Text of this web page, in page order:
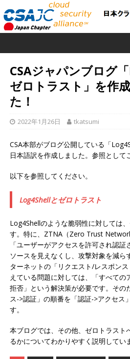
CSAジャパンブログ
ゼロトラスト」を作
た！
2022年1月26日 tkatsumi
CSA本部がブログ公開している「
日本語訳を作成しました。参照として
以下を参照してください。
Log4Shellとゼロトラスト
Log4Shellのような脆弱性に対しては
す。特に、ZTNA（Zero Trust
「ユーザーがアクセスを許可され認
ソースを見えなくし、攻撃対象を減ら
ターネットの「リクエスト/レスポン
えている問題に対しては、「すべての
拒否」という解決策が必要です。その
ス->認証」の順番を「認証->アクセス
す。
本ブログでは、その他、ゼロトラスト
るかについてわかりやすく説明してい